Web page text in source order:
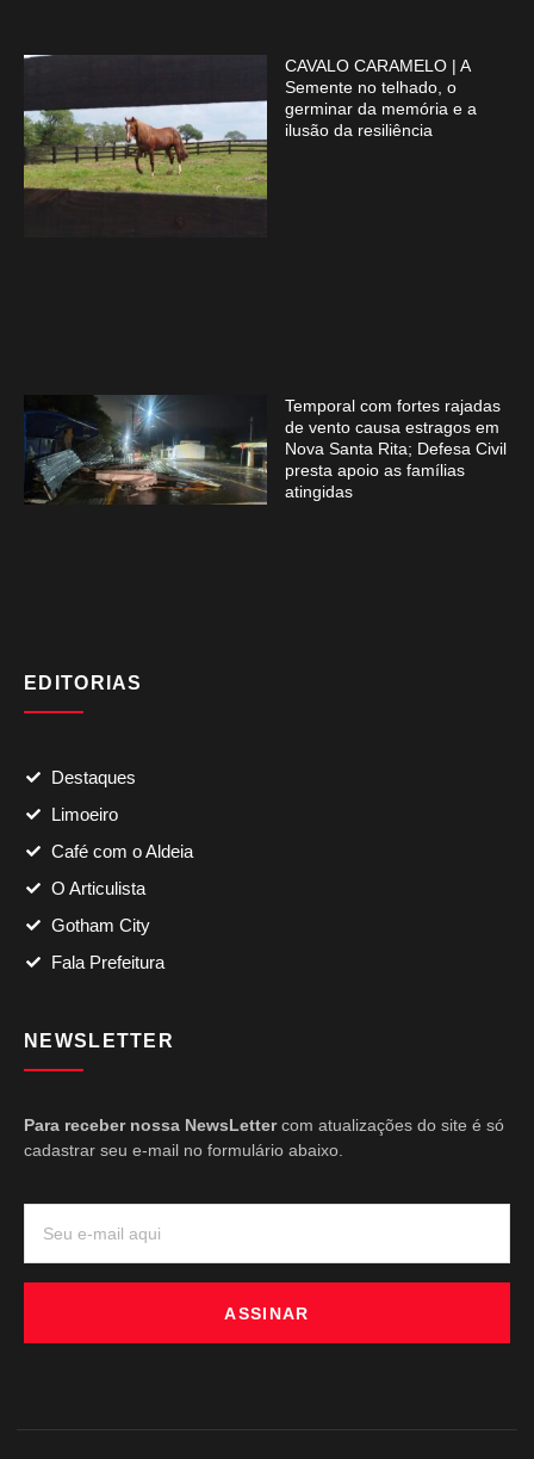
CAVALO CARAMELO | A
Semente no telhado, o
germinar da memória e a
ilusão da resiliência
Temporal com fortes rajadas
de vento causa estragos em
Nova Santa Rita; Defesa Civil
presta apoio as famílias
atingidas
EDITORIAS
Destaques
Limoeiro
Café com o Aldeia
O Articulista
Gotham City
Fala Prefeitura
NEWSLETTER
Para receber nossa NewsLettercom atualizações do site é só
cadastrar seu e-mail no formulário abaixo.
ASSINAR